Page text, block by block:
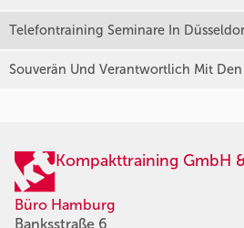
Telefontraining Seminare In
Souverän Und Verantwortlich Mit
Kompakttraining GmbH
Büro Hamburg
Banksstraße 6